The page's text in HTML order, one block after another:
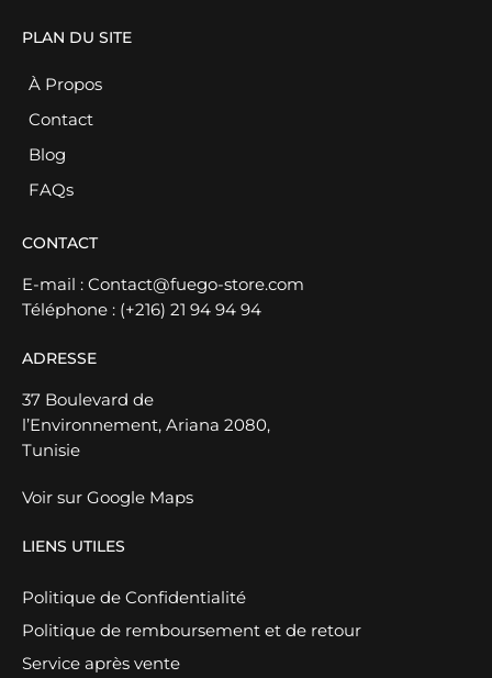
PLAN DU SITE
À Propos
Contact
Blog
FAQs
CONTACT
E-mail : Contact@fuego-store.com
Téléphone : (+216) 21 94 94 94
ADRESSE
37 Boulevard de
l’Environnement, Ariana 2080,
Tunisie
Voir sur Google Maps
LIENS UTILES
Politique de Confidentialité
Politique de remboursement et de retour
Service après vente